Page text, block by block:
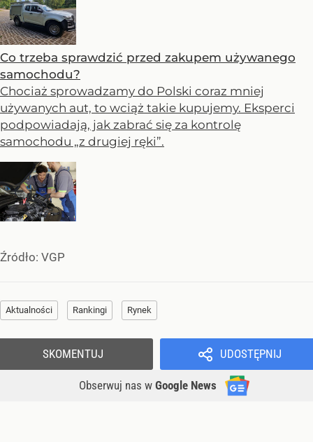
Co trzeba sprawdzić przed zakupem używanego
samochodu?
Chociaż sprowadzamy do Polski coraz mniej
używanych aut, to wciąż takie kupujemy. Eksperci
podpowiadają, jak zabrać się za kontrolę
samochodu „z drugiej ręki”.
Źródło: VGP
Aktualności Rankingi Rynek
UDOSTĘPNIJ
Obserwuj nas w Google News
SKOMENTUJ